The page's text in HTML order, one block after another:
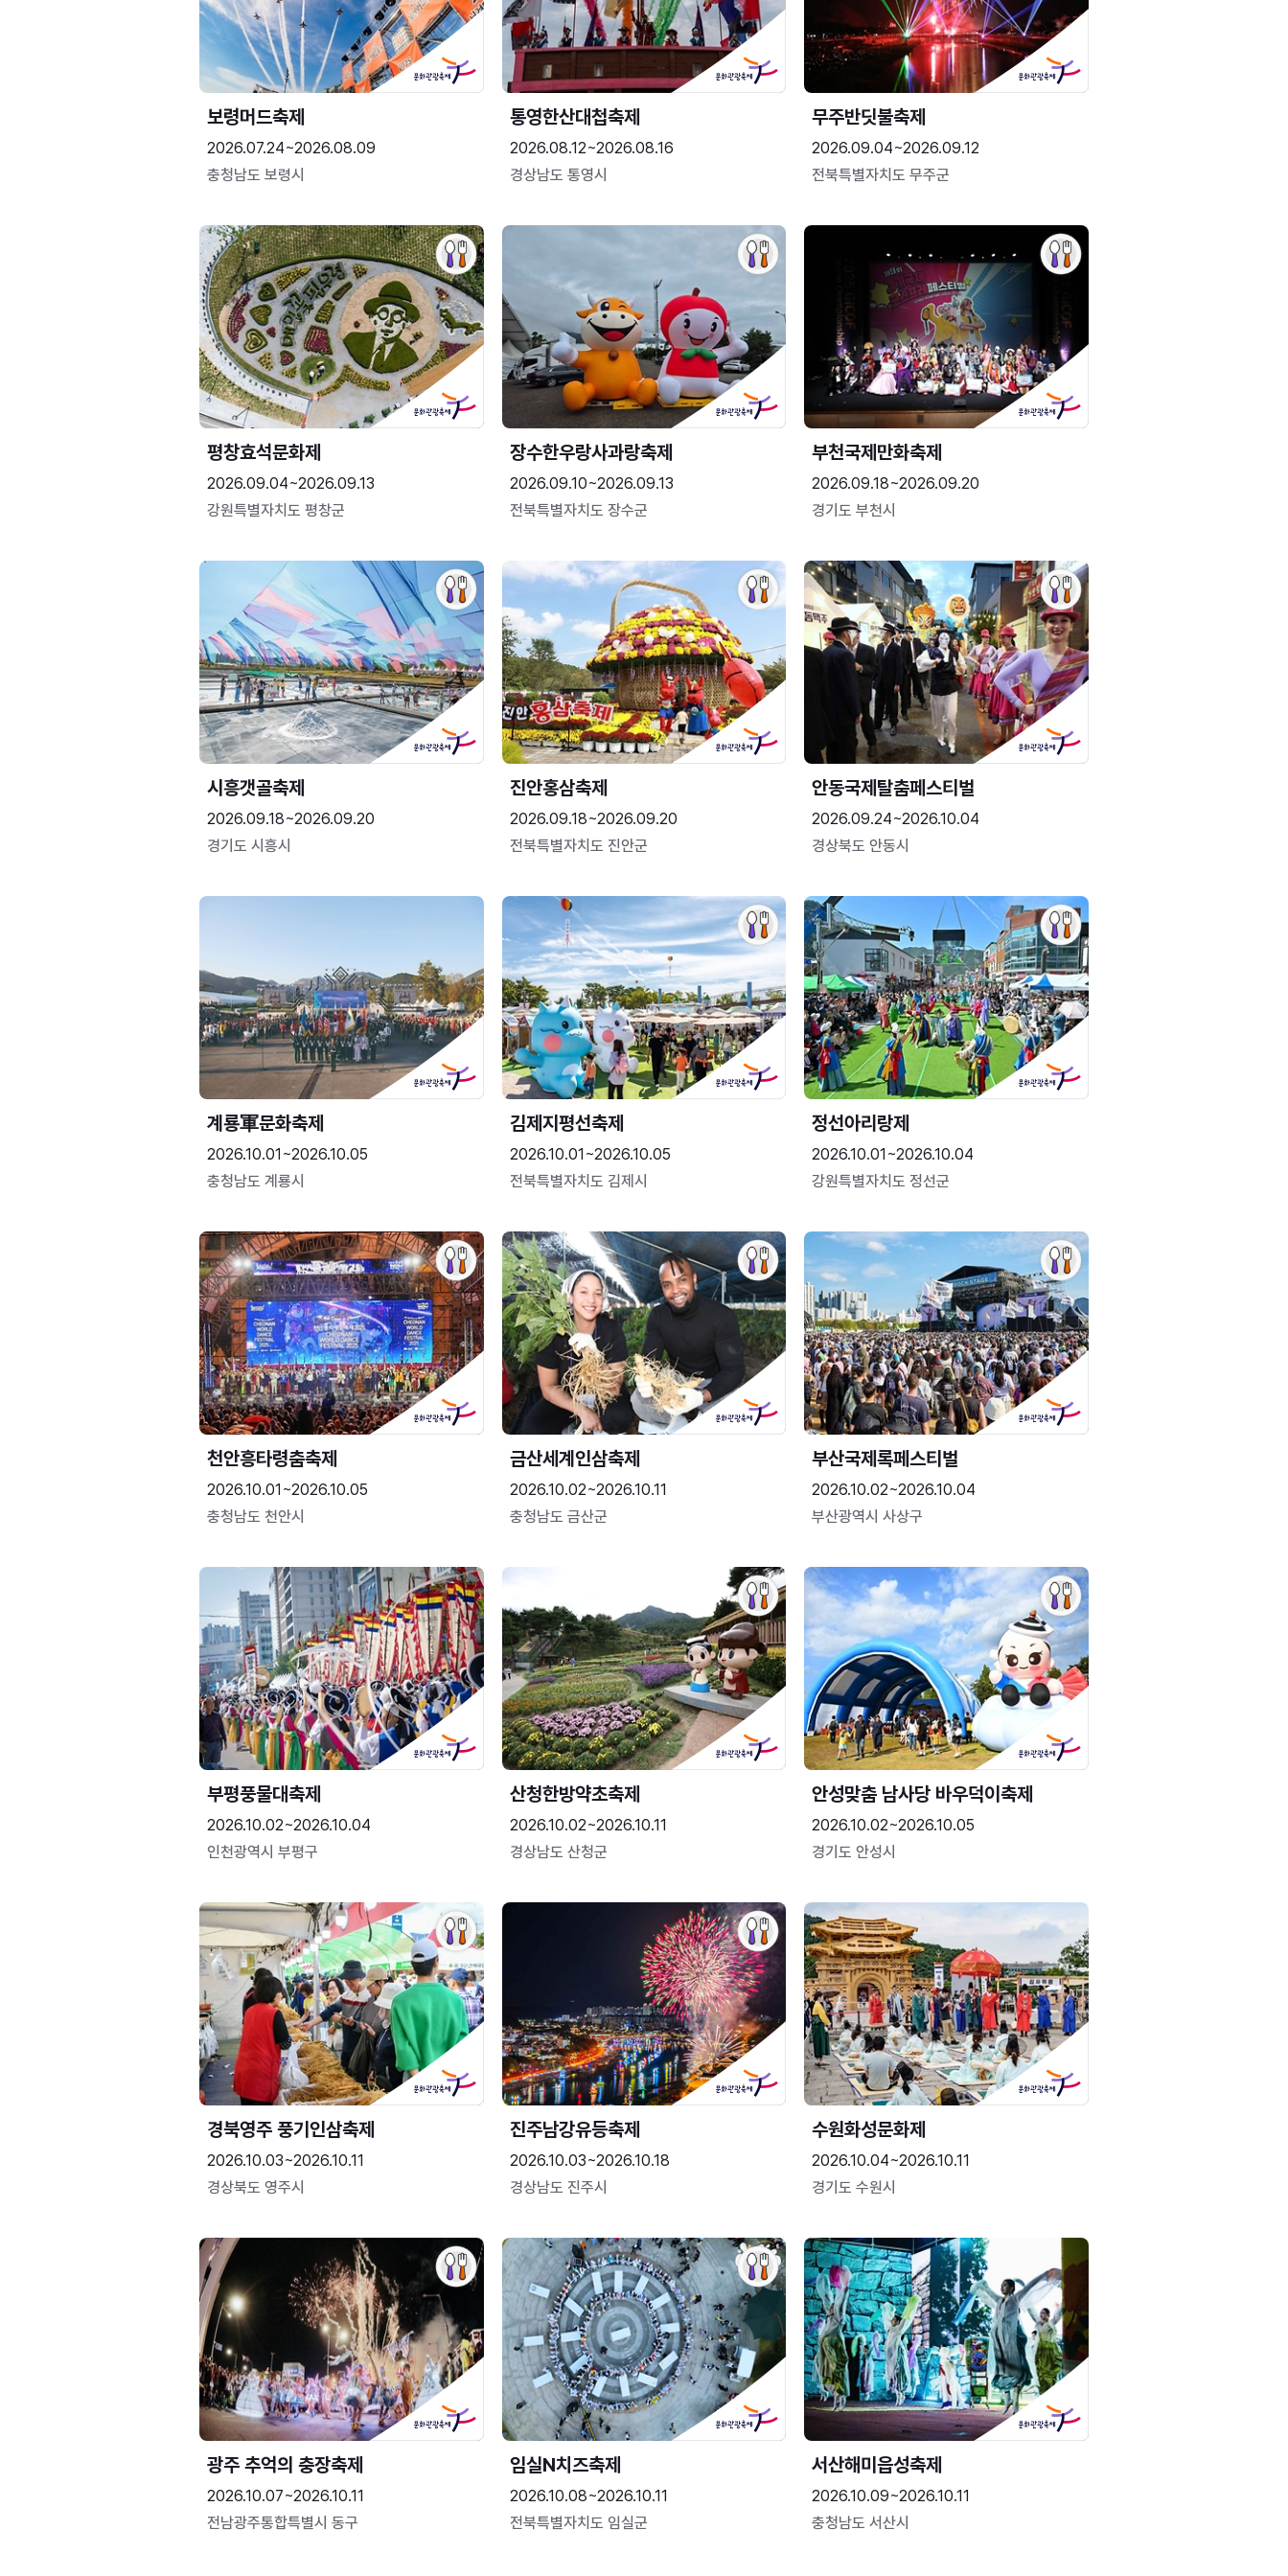
보령머드축제
2026.07.24~2026.08.09
충청남도 보령시
통영한산대첩축제
2026.08.12~2026.08.16
경상남도 통영시
무주반딧불축제
2026.09.04~2026.09.12
전북특별자치도 무주군
평창효석문화제
2026.09.04~2026.09.13
강원특별자치도 평창군
장수한우랑사과랑축제
2026.09.10~2026.09.13
전북특별자치도 장수군
부천국제만화축제
2026.09.18~2026.09.20
경기도 부천시
시흥갯골축제
2026.09.18~2026.09.20
경기도 시흥시
진안홍삼축제
2026.09.18~2026.09.20
전북특별자치도 진안군
안동국제탈춤페스티벌
2026.09.24~2026.10.04
경상북도 안동시
2026.10.01~2026.10.05
충청남도 계룡시
김제지평선축제
2026.10.01~2026.10.05
전북특별자치도 김제시
정선아리랑제
2026.10.01~2026.10.04
강원특별자치도 정선군
천안흥타령춤축제
2026.10.01~2026.10.05
충청남도 천안시
금산세계인삼축제
2026.10.02~2026.10.11
충청남도 금산군
부산국제록페스티벌
2026.10.02~2026.10.04
부산광역시 사상구
부평풍물대축제
2026.10.02~2026.10.04
인천광역시 부평구
산청한방약초축제
2026.10.02~2026.10.11
경상남도 산청군
안성맞춤 남사당 바우덕이축제
2026.10.02~2026.10.05
경기도 안성시
경북영주 풍기인삼축제
2026.10.03~2026.10.11
경상북도 영주시
진주남강유등축제
2026.10.03~2026.10.18
경상남도 진주시
수원화성문화제
2026.10.04~2026.10.11
경기도 수원시
광주 추억의 충장축제
2026.10.07~2026.10.11
전남광주통합특별시 동구
임실N치즈축제
2026.10.08~2026.10.11
전북특별자치도 임실군
서산해미읍성축제
2026.10.09~2026.10.11
충청남도 서산시